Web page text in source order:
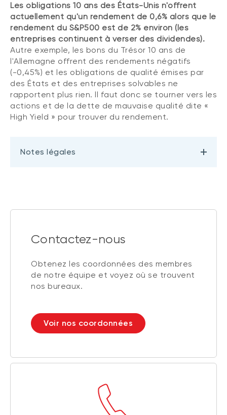
Les obligations 10 ans des États-Unis n'offrent
actuellement qu'un rendement de 0,6% alors que le
rendement du S&P500 est de 2% environ (les
entreprises continuent à verser des dividendes).
Autre exemple, les bons du Trésor 10 ans de
l'Allemagne offrent des rendements négatifs
(-0,45%) et les obligations de qualité émises par
des États et des entreprises solvables ne
rapportent plus rien. ll faut donc se tourner vers les
actions et de la dette de mauvaise qualité dite «
High Yield » pour trouver du rendement.
Notes légales
Contactez-nous
Obtenez les coordonnées des membres
de notre équipe et voyez où se trouvent
nos bureaux.
Voir nos coordonnées